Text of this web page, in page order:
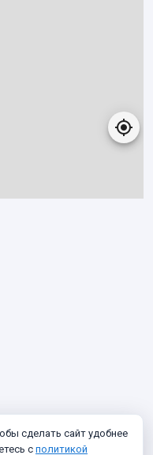
сделать сайт удобнее
с политикой